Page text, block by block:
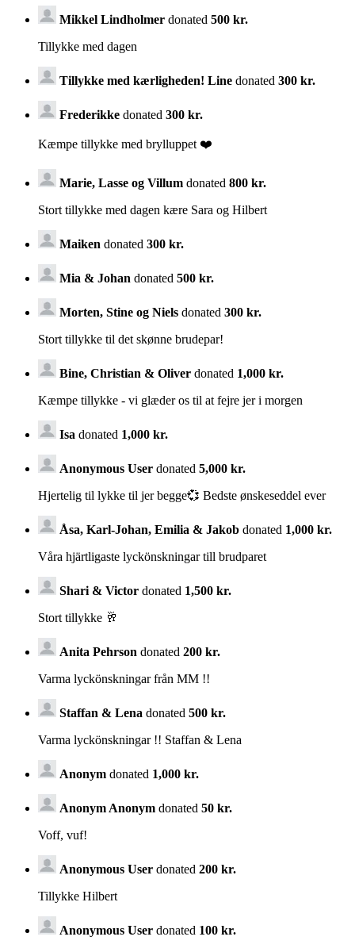
Mikkel Lindholmer donated 500 kr.
Tillykke med dagen
Tillykke med kærligheden! Line donated 300 kr.
Frederikke donated 300 kr.
Kæmpe tillykke med brylluppet ❤️
Marie, Lasse og Villum donated 800 kr.
Stort tillykke med dagen kære Sara og Hilbert
Maiken donated 300 kr.
Mia & Johan donated 500 kr.
Morten, Stine og Niels donated 300 kr.
Stort tillykke til det skønne brudepar!
Bine, Christian & Oliver donated 1,000 kr.
Kæmpe tillykke - vi glæder os til at fejre jer i morgen
Isa donated 1,000 kr.
Anonymous User donated 5,000 kr.
Hjertelig til lykke til jer begge💞 Bedste ønskeseddel ever
Åsa, Karl-Johan, Emilia & Jakob donated 1,000 kr.
Våra hjärtligaste lyckönskningar till brudparet
Shari & Victor donated 1,500 kr.
Stort tillykke 🥂
Anita Pehrson donated 200 kr.
Varma lyckönskningar från MM !!
Staffan & Lena donated 500 kr.
Varma lyckönskningar !! Staffan & Lena
Anonym donated 1,000 kr.
Anonym Anonym donated 50 kr.
Voff, vuf!
Anonymous User donated 200 kr.
Tillykke Hilbert
Anonymous User donated 100 kr.